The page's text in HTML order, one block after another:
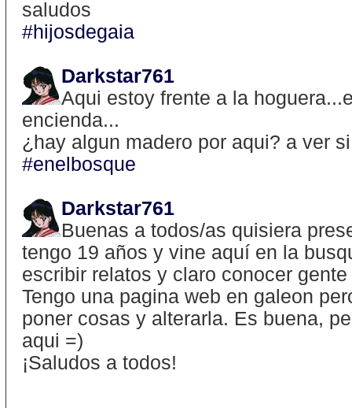
saludos
#hijosdegaia
Darkstar761
Aqui estoy frente a la
encienda...
¿hay algun madero por aqui? a ver
#enelbosque
Darkstar761
Buenas a todos/as quisiera
tengo 19 años y vine aquí en la
escribir relatos y claro conocer gente
Tengo una pagina web en galeon
poner cosas y alterarla. Es buena,
aqui =)
¡Saludos a todos!